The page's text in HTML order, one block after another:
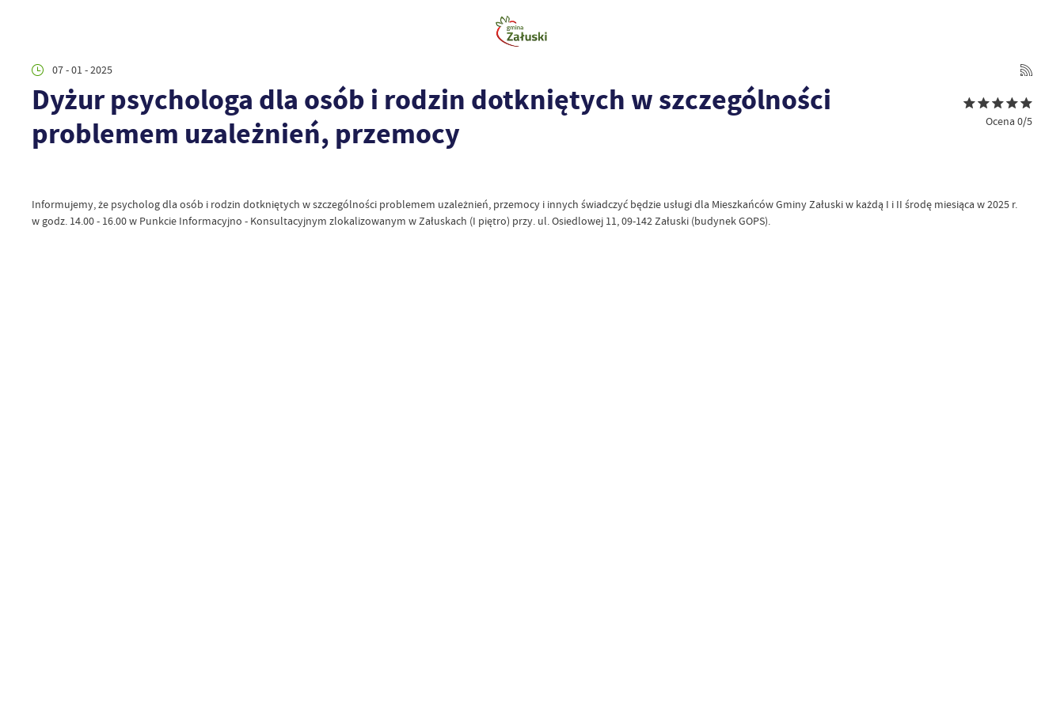
07 - 01 - 2025
Dyżur psychologa dla osób i rodzin dotkniętych w szczególności
problemem uzależnień, przemocy
Ocena 0/5
Informujemy, że psycholog dla osób i rodzin dotkniętych w szczególności problemem uzależnień, przemocy i innych świadczyć będzie usługi dla Mieszkańców Gminy Załuski w każdą I i II środę miesiąca w 2025 r.
w godz. 14.00 - 16.00 w Punkcie Informacyjno - Konsultacyjnym zlokalizowanym w Załuskach (I piętro) przy. ul. Osiedlowej 11, 09-142 Załuski (budynek GOPS).